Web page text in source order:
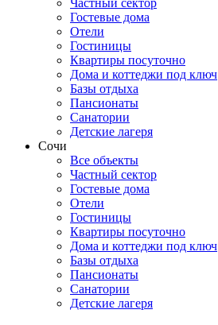
Частный сектор
Гостевые дома
Отели
Гостиницы
Квартиры посуточно
Дома и коттеджи под ключ
Базы отдыха
Пансионаты
Санатории
Детские лагеря
Сочи
Все объекты
Частный сектор
Гостевые дома
Отели
Гостиницы
Квартиры посуточно
Дома и коттеджи под ключ
Базы отдыха
Пансионаты
Санатории
Детские лагеря